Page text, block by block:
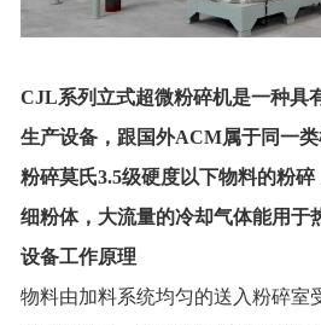
CJL系列立式超微粉碎机是一种具
生产设备，跟国外ACM属于同一类
粉碎莫氏3.5级硬度以下物料的粉碎
细粉体，大流量的冷却气体能用于
设备工作原理
物料由加料系统均匀的送入粉碎室